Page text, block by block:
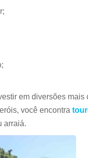
em diversões
você encontra
arraiá.